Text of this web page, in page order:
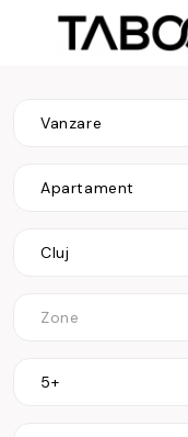
Vanzare
Apartament
Cluj
Zone
5+